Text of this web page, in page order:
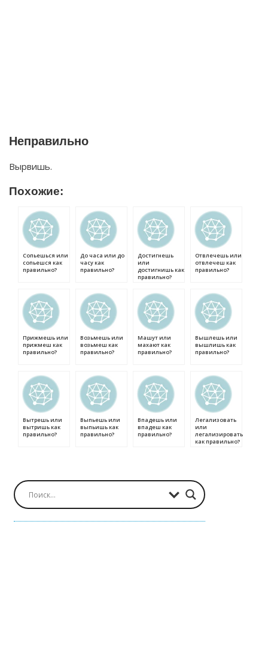
Неправильно
Вырвишь.
Похожие:
Сопьешься или
сопьешся как
правильно?
До часа или до
часу как
правильно?
Достигнешь
или
достигнишь как
правильно?
Отвлечешь или
отвлечеш как
правильно?
Прижмешь или
прижмеш как
правильно?
Возьмешь или
возьмеш как
правильно?
Машут или
махают как
правильно?
Вышлешь или
вышлишь как
правильно?
Вытрешь или
вытришь как
правильно?
Выпьешь или
выпьишь как
правильно?
Впадешь или
впадеш как
правильно?
Легализовать
или
легализировать
как правильно?